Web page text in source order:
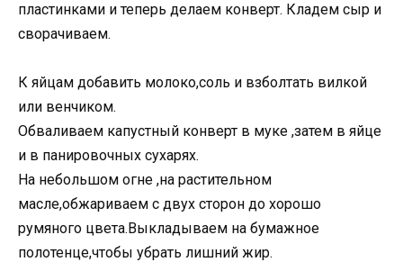
пластинками и теперь делаем конверт. Кладем сыр и
сворачиваем.
К яйцам добавить молоко,соль и взболтать вилкой
или венчиком.
Обваливаем капустный конверт в муке ,затем в яйце
и в панировочных сухарях.
На небольшом огне ,на растительном
масле,обжариваем с двух сторон до хорошо
румяного цвета.Выкладываем на бумажное
полотенце,чтобы убрать лишний жир.